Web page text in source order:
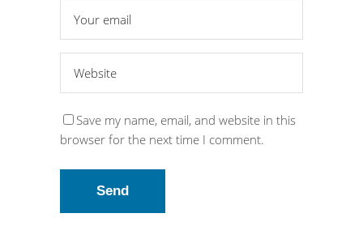
Save my name, email, and website in this
browser for the next time I comment.